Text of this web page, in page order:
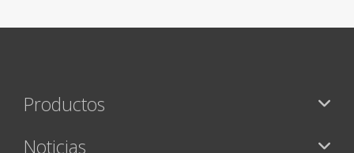
Productos
Noticias